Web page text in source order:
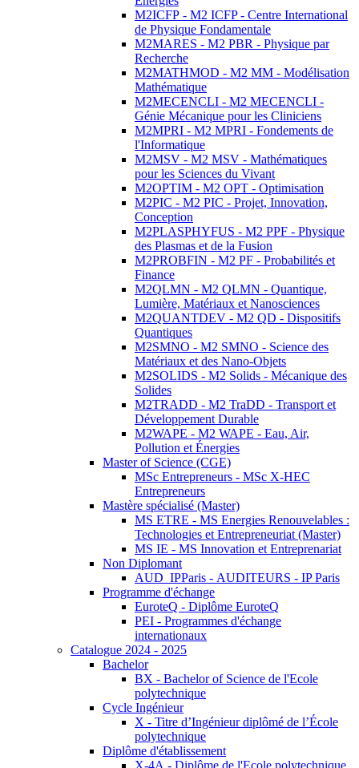
M2ICFP - M2 ICFP - Centre International
de Physique Fondamentale
M2MARES - M2 PBR - Physique par
Recherche
M2MATHMOD - M2 MM - Modélisation
Mathématique
M2MECENCLI - M2 MECENCLI -
Génie Mécanique pour les Cliniciens
M2MPRI - M2 MPRI - Fondements de
l'Informatique
M2MSV - M2 MSV - Mathématiques
pour les Sciences du Vivant
M2OPTIM - M2 OPT - Optimisation
M2PIC - M2 PIC - Projet, Innovation,
Conception
M2PLASPHYFUS - M2 PPF - Physique
des Plasmas et de la Fusion
M2PROBFIN - M2 PF - Probabilités et
Finance
M2QLMN - M2 QLMN - Quantique,
Lumière, Matériaux et Nanosciences
M2QUANTDEV - M2 QD - Dispositifs
Quantiques
M2SMNO - M2 SMNO - Science des
Matériaux et des Nano-Objets
M2SOLIDS - M2 Solids - Mécanique des
Solides
M2TRADD - M2 TraDD - Transport et
Développement Durable
M2WAPE - M2 WAPE - Eau, Air,
Pollution et Énergies
Master of Science (CGE)
MSc Entrepreneurs - MSc X-HEC
Entrepreneurs
Mastère spécialisé (Master)
MS ETRE - MS Energies Renouvelables :
Technologies et Entrepreneuriat (Master)
MS IE - MS Innovation et Entreprenariat
Non Diplomant
AUD_IPParis - AUDITEURS - IP Paris
Programme d'échange
EuroteQ - Diplôme EuroteQ
PEI - Programmes d'échange
internationaux
Catalogue 2024 - 2025
Bachelor
BX - Bachelor of Science de l'Ecole
polytechnique
Cycle Ingénieur
X - Titre d’Ingénieur diplômé de l’École
polytechnique
Diplôme d'établissement
X-4A - Diplôme de l'Ecole polytechnique